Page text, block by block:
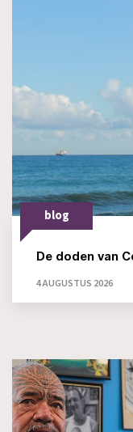
blog
De doden van
4 AUGUSTUS 2026